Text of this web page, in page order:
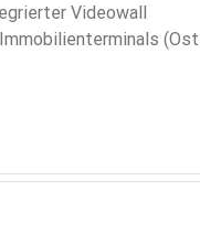
Videowall